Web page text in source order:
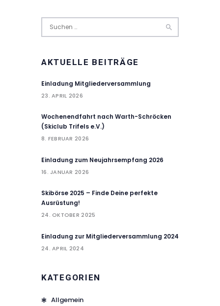
nach:
AKTUELLE BEITRÄGE
Einladung Mitgliederversammlung
23. APRIL 2026
Wochenendfahrt nach Warth-Schröcken
(Skiclub Trifels e.V.)
8. FEBRUAR 2026
Einladung zum Neujahrsempfang 2026
16. JANUAR 2026
Skibörse 2025 – Finde Deine perfekte
Ausrüstung!
24. OKTOBER 2025
Einladung zur Mitgliederversammlung 2024
24. APRIL 2024
KATEGORIEN
Allgemein